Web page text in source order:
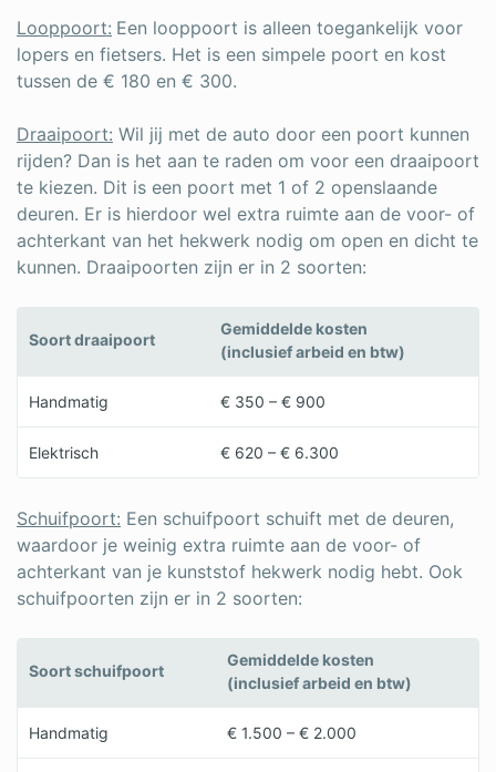
Looppoort: Een looppoort is alleen toegankelijk voor
lopers en fietsers. Het is een simpele poort en kost
tussen de € 180 en € 300.
Draaipoort: Wil jij met de auto door een poort kunnen
rijden? Dan is het aan te raden om voor een draaipoort
te kiezen. Dit is een poort met 1 of 2 openslaande
deuren. Er is hierdoor wel extra ruimte aan de voor- of
achterkant van het hekwerk nodig om open en dicht te
kunnen. Draaipoorten zijn er in 2 soorten:
Soort draaipoort
Gemiddelde kosten
(inclusief arbeid en btw)
Handmatig € 350 – € 900
Elektrisch € 620 – € 6.300
Schuifpoort: Een schuifpoort schuift met de deuren,
waardoor je weinig extra ruimte aan de voor- of
achterkant van je kunststof hekwerk nodig hebt. Ook
schuifpoorten zijn er in 2 soorten:
Soort schuifpoort
Gemiddelde kosten
(inclusief arbeid en btw)
Handmatig € 1.500 – € 2.000